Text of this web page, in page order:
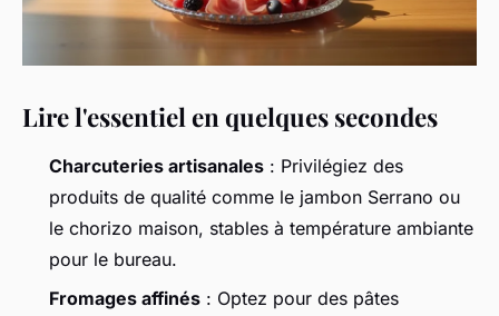
Lire l'essentiel en quelques secondes
Charcuteries artisanales : Privilégiez des
produits de qualité comme le jambon Serrano ou
le chorizo maison, stables à température ambiante
pour le bureau.
Fromages affinés : Optez pour des pâtes